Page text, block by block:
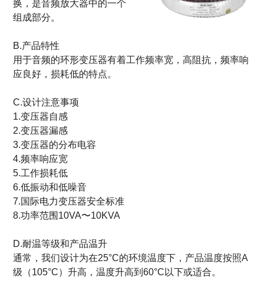
换，是音频放大器中的一个
组成部分。
B.产品特性
用于音频的环形变压器有着工作频率宽，高阻抗，频率响
应良好，损耗低的特点。
C.设计注意事项
1.变压器自感
2.变压器漏感
3.变压器的分布电容
4.频率响应宽
5.工作损耗低
6.低振动和低噪音
7.国际电力变压器安全标准
8.功率范围10VA〜10KVA
D.耐温等级和产品温升
通常，我们设计为在25°C的环境温度下，产品温度按照A
级（105°C）升高，温度升高到60°C以下或适合。